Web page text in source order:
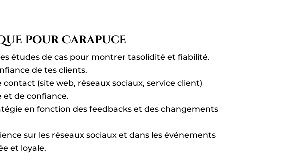
pour Carapuce
études de cas pour montrer tasolidité et fiabilité.
de tes clients.
(site web, réseaux sociaux, service client)
et de confiance.
en fonction des feedbacks et des changements
sur les réseaux sociaux et dans les événements
et loyale.